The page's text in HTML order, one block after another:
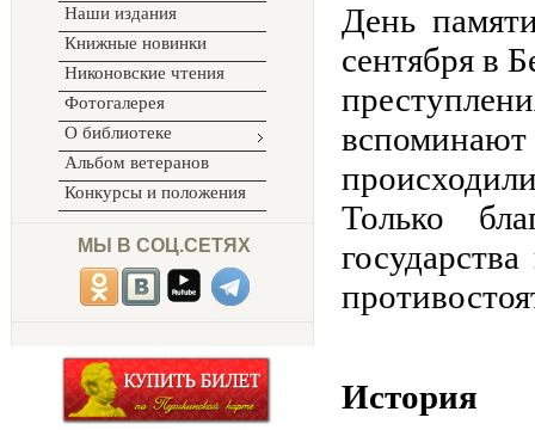
Наши издания
Книжные новинки
Никоновские чтения
Фотогалерея
О библиотеке
Альбом ветеранов
Конкурсы и положения
МЫ В СОЦ.СЕТЯХ
День
сентября в
вспоминают
Только
История